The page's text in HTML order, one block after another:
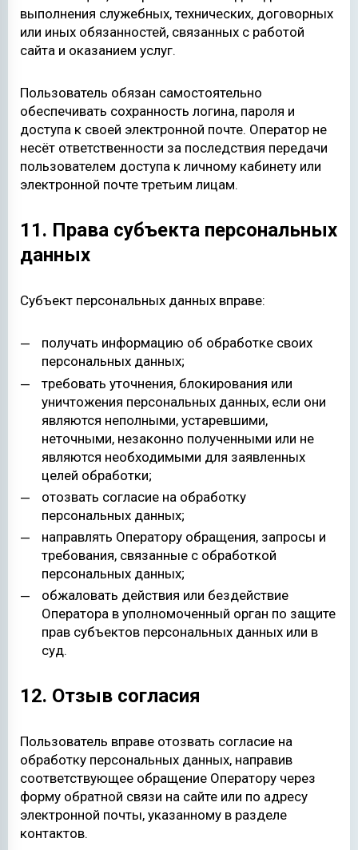
выполнения служебных, технических, договорных
или иных обязанностей, связанных с работой
сайта и оказанием услуг.
Пользователь обязан самостоятельно
обеспечивать сохранность логина, пароля и
доступа к своей электронной почте. Оператор не
несёт ответственности за последствия передачи
пользователем доступа к личному кабинету или
электронной почте третьим лицам.
11. Права субъекта персональных
данных
Субъект персональных данных вправе:
получать информацию об обработке своих
персональных данных;
требовать уточнения, блокирования или
уничтожения персональных данных, если они
являются неполными, устаревшими,
неточными, незаконно полученными или не
являются необходимыми для заявленных
целей обработки;
отозвать согласие на обработку
персональных данных;
направлять Оператору обращения, запросы и
требования, связанные с обработкой
персональных данных;
обжаловать действия или бездействие
Оператора в уполномоченный орган по защите
прав субъектов персональных данных или в
суд.
12. Отзыв согласия
Пользователь вправе отозвать согласие на
обработку персональных данных, направив
соответствующее обращение Оператору через
форму обратной связи на сайте или по адресу
электронной почты, указанному в разделе
контактов.